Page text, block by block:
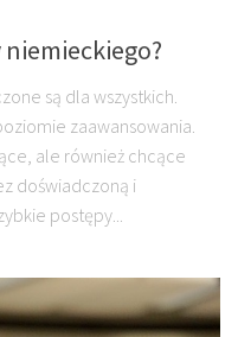
są dla wszystkich.
zaawansowania.
ale również chcące
doświadczoną i
postępy...